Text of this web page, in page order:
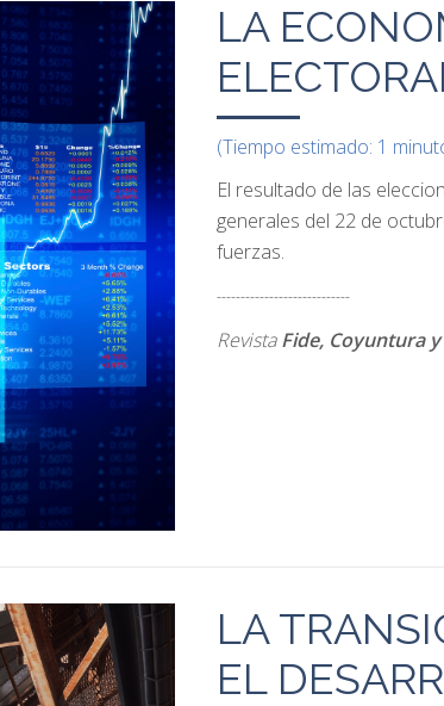
LA
(Tiempo estimado: 1
El resultado de las
generales del 22 de
fuerzas.
----------------------------
RevistaFide, Coyuntura
LA
EL